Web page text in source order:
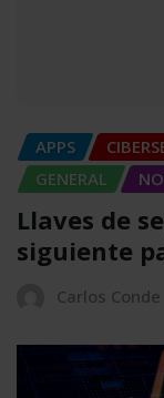
APPS
GENERAL
Llaves de
siguiente
Carlos Conde